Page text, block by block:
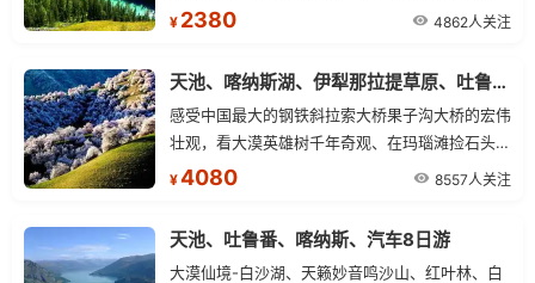
是摄影家的最爱。
¥ 2380 4862人关注
天池、喀纳斯湖、伊犁那拉提草原、吐鲁番 12日游（品质型）
感受中国最大的钢铁斜拉索大桥果子沟大桥的宏伟
壮观，看大漠英雄树千年奇观、在玛瑙滩捡石头、
寻宝石，体验戈壁寻宝之乐趣。
¥4080 8557人关注
天池、吐鲁番、喀纳斯、汽车8日游
大漠仙境-白沙湖、天籁妙音鸣沙山、红叶林、白